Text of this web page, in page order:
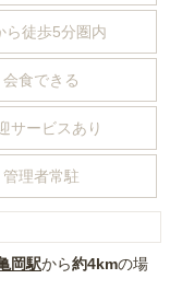
ら徒歩5分圏内
会食できる
サービスあり
管理者常駐
岡駅から約4kmの場